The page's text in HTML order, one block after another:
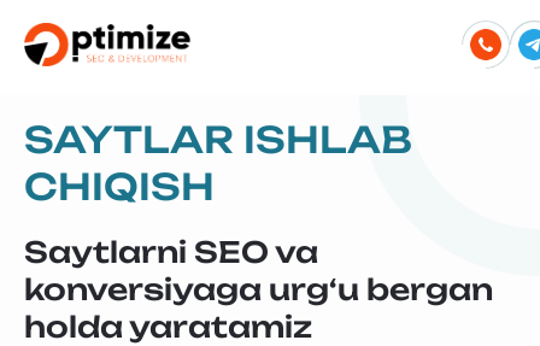
SAYTLAR ISHLAB
CHIQISH
Saytlarni SEO va
konversiyaga urg‘u bergan
holda yaratamiz